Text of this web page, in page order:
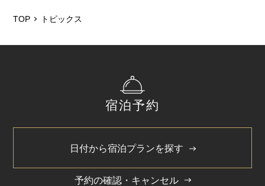
2025/12
TOP トピックス
宿泊予約
日付から宿泊プランを探す
予約の確認・キャンセル